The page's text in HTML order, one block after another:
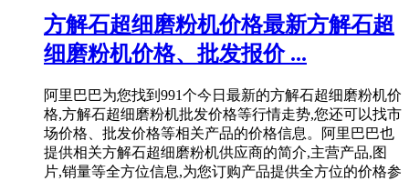
方解石超细磨粉机价格最新方解石超
细磨粉机价格、批发报价 ...
阿里巴巴为您找到991个今日最新的方解石超细磨粉机价
格,方解石超细磨粉机批发价格等行情走势,您还可以找市
场价格、批发价格等相关产品的价格信息。阿里巴巴也
提供相关方解石超细磨粉机供应商的简介,主营产品,图
片,销量等全方位信息,为您订购产品提供全方位的价格参